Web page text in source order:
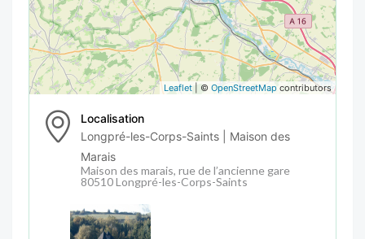
Leaflet | © OpenStreetMap contributors
Localisation
Longpré-les-Corps-Saints | Maison des
Marais
Maison des marais, rue de l’ancienne gare
80510 Longpré-les-Corps-Saints